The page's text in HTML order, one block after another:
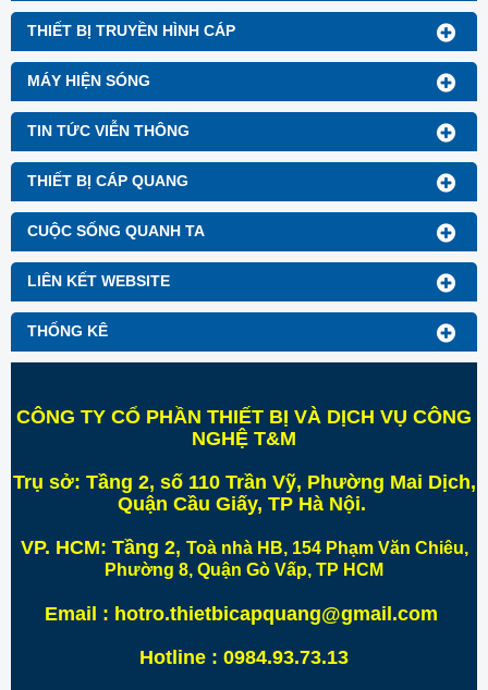
THIẾT BỊ TRUYỀN HÌNH CÁP
MÁY HIỆN SÓNG
TIN TỨC VIỄN THÔNG
THIẾT BỊ CÁP QUANG
CUỘC SỐNG QUANH TA
LIÊN KẾT WEBSITE
THỐNG KÊ
CÔNG TY CỔ PHẦN THIẾT BỊ VÀ DỊCH VỤ CÔNG
NGHỆ T&M
Trụ sở: Tầng 2, số 110 Trần Vỹ, Phường Mai Dịch,
Quận Cầu Giấy, TP Hà Nội.
VP. HCM: Tầng 2, Toà nhà HB, 154 Phạm Văn Chiêu,
Phường 8, Quận Gò Vấp, TP HCM
Email : hotro.thietbicapquang@gmail.com
Hotline : 0984.93.73.13